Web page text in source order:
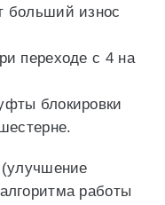
больший износ
переходе с 4 на
блокировки
работы